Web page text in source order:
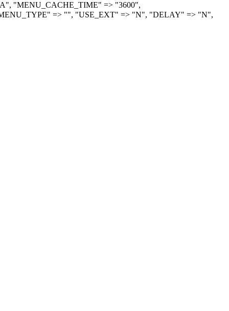
"MENU_CACHE_TIME" => "3600",
=> "", "USE_EXT" => "N", "DELAY" => "N",